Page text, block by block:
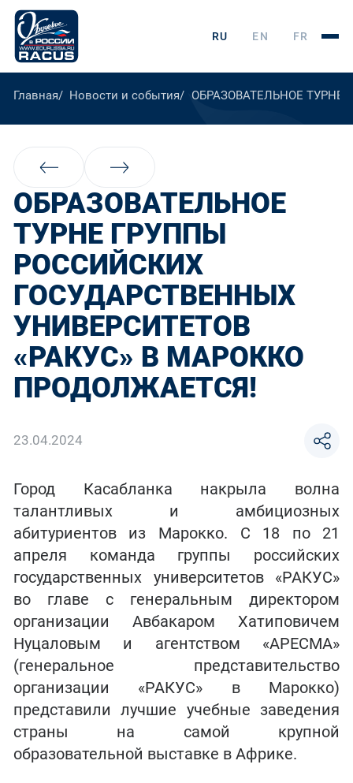
RU EN FR
Главная Новости и события ОБРАЗОВАТЕЛЬНОЕ
ОБРАЗОВАТЕЛЬНОЕ
ТУРНЕ ГРУППЫ
РОССИЙСКИХ
ГОСУДАРСТВЕННЫХ
УНИВЕРСИТЕТОВ
«РАКУС» В МАРОККО
ПРОДОЛЖАЕТСЯ!
23.04.2024
Город Касабланка накрыла волна
талантливых и амбициозных
абитуриентов из Марокко. С 18 по 21
апреля команда группы российских
государственных университетов «РАКУС»
во главе с генеральным директором
организации Авбакаром Хатиповичем
Нуцаловым и агентством «АРЕСМА»
(генеральное представительство
организации «РАКУС» в Марокко)
представили лучшие учебные заведения
страны на самой крупной
образовательной выставке в Африке.